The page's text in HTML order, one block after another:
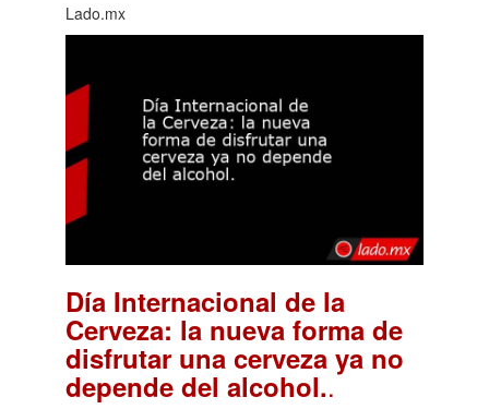
Lado.mx
Día Internacional de la
Cerveza: la nueva forma de
disfrutar una cerveza ya no
depende del alcohol..